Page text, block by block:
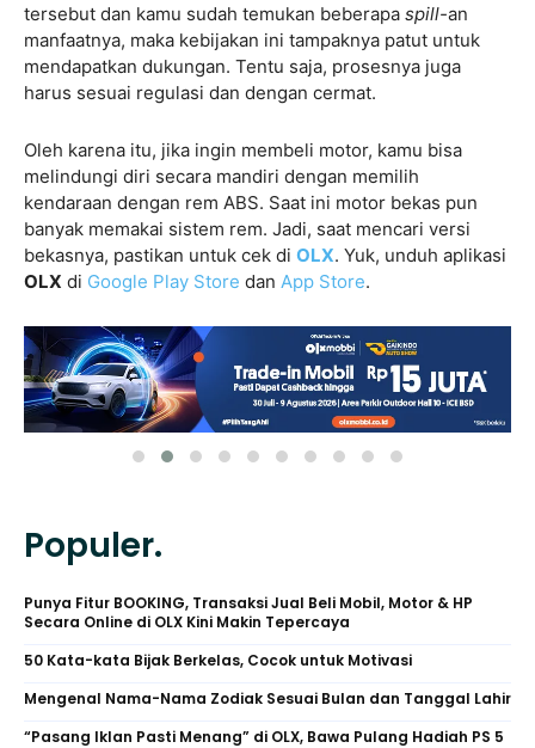
tersebut dan kamu sudah temukan beberapa spill-an
manfaatnya, maka kebijakan ini tampaknya patut untuk
mendapatkan dukungan. Tentu saja, prosesnya juga
harus sesuai regulasi dan dengan cermat.
Oleh karena itu, jika ingin membeli motor, kamu bisa
melindungi diri secara mandiri dengan memilih
kendaraan dengan rem ABS. Saat ini motor bekas pun
banyak memakai sistem rem. Jadi, saat mencari versi
bekasnya, pastikan untuk cek di OLX. Yuk, unduh aplikasi
OLX di Google Play Store dan App Store.
Populer.
Punya Fitur BOOKING, Transaksi Jual Beli Mobil, Motor & HP
Secara Online di OLX Kini Makin Tepercaya
50 Kata-kata Bijak Berkelas, Cocok untuk Motivasi
Mengenal Nama-Nama Zodiak Sesuai Bulan dan Tanggal Lahir
“Pasang Iklan Pasti Menang” di OLX, Bawa Pulang Hadiah PS 5